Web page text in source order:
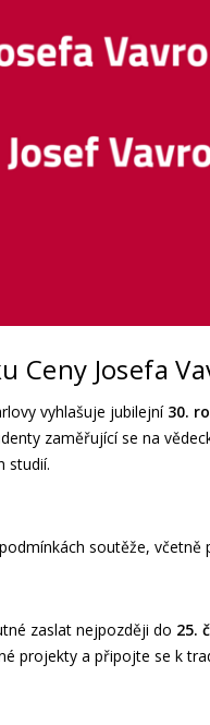
Ceny Josefa
vyhlašuje jubilejní 30.
zaměřující se na
studií.
soutěže, včetně
zaslat nejpozději do 25.
projekty a připojte se k